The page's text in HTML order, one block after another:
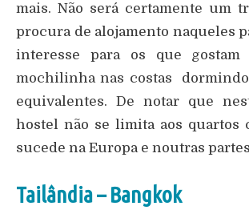
mais. Não será certamente um
procura de alojamento naqueles
interesse para os que
mochilinha nas costas
equivalentes. De notar que
hostel não se limita aos quartos
sucede na Europa e noutras
Tailândia – Bangkok